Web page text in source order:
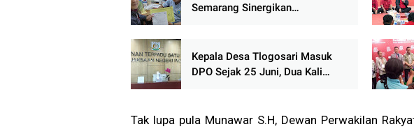
Semarang Sinergikan
Kepala Desa Tlogosari Masuk
DPO Sejak 25 Juni, Dua Kali
Tak lupa pula Munawar S.H, Dewan Perwakilan